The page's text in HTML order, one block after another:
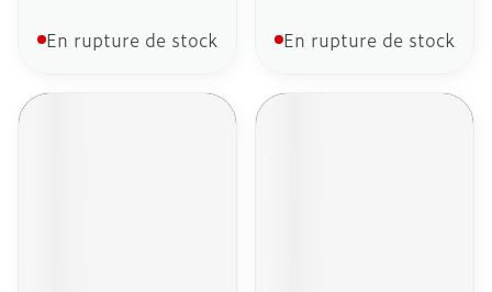
En rupture de stock En rupture de stock